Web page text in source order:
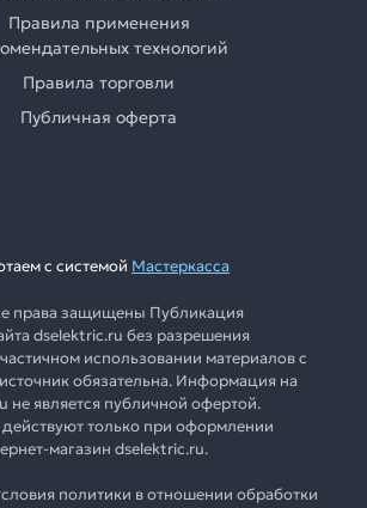
Правила применения
технологий
Правила торговли
Публичная оферта
с системой Мастеркасса
права защищены Публикация
dselektric.ru без разрешения
использовании материалов с
обязательна. Информация на
не является публичной офертой.
только при оформлении
магазин dselektric.ru.
политики в отношении обработки